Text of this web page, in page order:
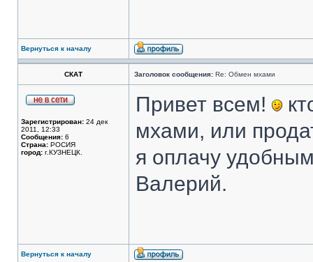
Вернуться к началу
СКАТ Заголовок сообщения: Re: Обмен мхами
Зарегистрирован: 24 дек
2011, 12:33
Сообщения: 6
Страна: РОСИЯ
город: г.КУЗНЕЦК.
Привет всем!
мхами, или
я оплачу
Валерий.
Вернуться к началу